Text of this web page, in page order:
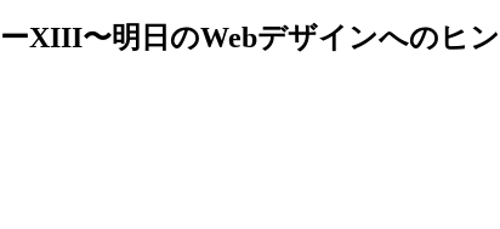
XIII〜明日のWebデザインへのヒ